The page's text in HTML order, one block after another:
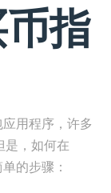
指
用程序，许多
是，如何在
的步骤：